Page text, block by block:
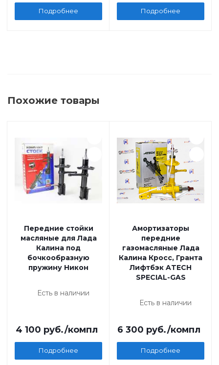
Подробнее Подробнее
Похожие товары
Передние стойки
масляные для Лада
Калина под
бочкообразную
пружину Никон
Есть в наличии
4 100 руб./компл
Подробнее
Амортизаторы
передние
газомасляные Лада
Калина Кросс, Гранта
Лифтбэк ATECH
SPECIAL-GAS
Есть в наличии
6 300 руб./компл
Подробнее